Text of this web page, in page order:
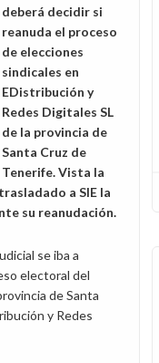
deberá decidir si
reanuda el proceso
de elecciones
sindicales en
EDistribución y
Redes Digitales SL
de la provincia de
Santa Cruz de
Tenerife. Vista la
a SIE la
su reanudación.
se iba a
electoral del
de Santa
y Redes